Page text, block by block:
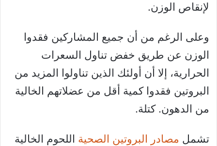
لإنقاص الوزن.
وعلى الرغم من أن جميع المشاركين فقدوا
الوزن عن طريق خفض تناول السعرات
الحرارية، إلا أن أولئك الذين تناولوا المزيد من
البروتين فقدوا كمية أقل من عضلاتهم الخالية
من الدهون. كتلة.
تشمل مصادر البروتين الصحية اللحوم الخالية